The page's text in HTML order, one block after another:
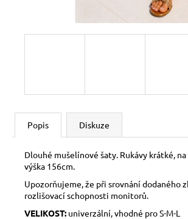
Popis Diskuze
Dlouhé mušelínové šaty. Rukávy krátké,
výška 156cm.
Upozorňujeme, že při srovnání
rozlišovací schopnosti monitorů.
VELIKOST: univerzální, vhodné pro S-M-L